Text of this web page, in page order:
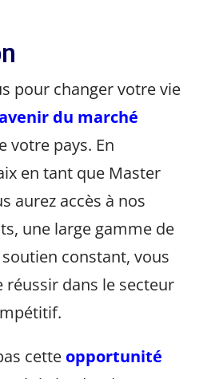
pour changer votre vie
du marché
votre pays. En
en tant que Master
aurez accès à nos
une large gamme de
constant, vous
dans le secteur
cette opportunité